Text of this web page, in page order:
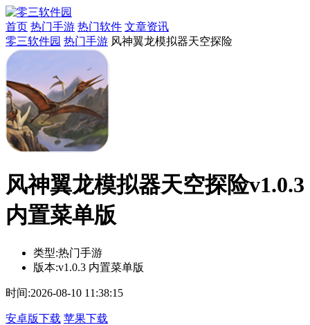
首页 热门手游 热门软件 文章资讯
零三软件园 热门手游 风神翼龙模拟器天空探险
风神翼龙模拟器天空探险v1.0.3
内置菜单版
类型:热门手游
版本:v1.0.3 内置菜单版
时间:2026-08-10 11:38:15
安卓版下载 苹果下载